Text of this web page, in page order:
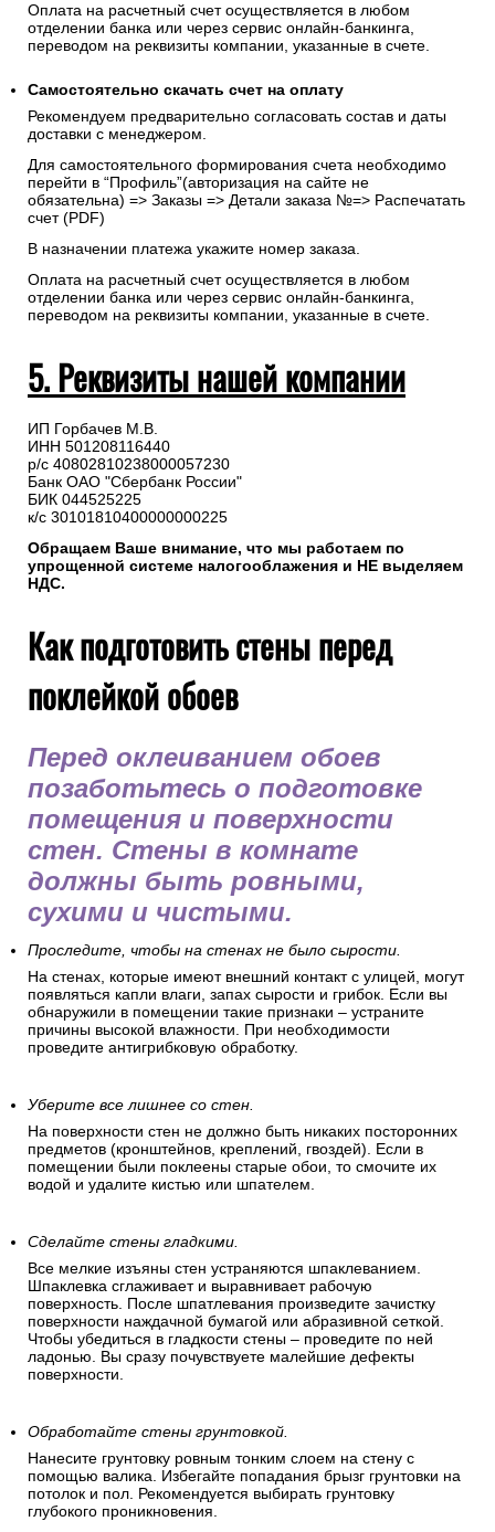
Оплата на расчетный счет осуществляется в любом
отделении банка или через сервис онлайн-банкинга,
переводом на реквизиты компании, указанные в счете.
Самостоятельно скачать счет на оплату
Рекомендуем предварительно согласовать состав и даты
доставки с менеджером.
Для самостоятельного формирования счета необходимо
перейти в “Профиль”(авторизация на сайте не
обязательна) => Заказы => Детали заказа №=> Распечатать
счет (PDF)
В назначении платежа укажите номер заказа.
Оплата на расчетный счет осуществляется в любом
отделении банка или через сервис онлайн-банкинга,
переводом на реквизиты компании, указанные в счете.
5. Реквизиты нашей компании
ИП Горбачев М.В.
ИНН 501208116440
р/с 40802810238000057230
Банк ОАО "Сбербанк России"
БИК 044525225
к/с 30101810400000000225
Обращаем Ваше внимание, что мы работаем по
упрощенной системе налогооблажения и НЕ выделяем
НДС.
Как подготовить стены перед
поклейкой обоев
Перед оклеиванием обоев
позаботьтесь о подготовке
помещения и поверхности
стен. Стены в комнате
должны быть ровными,
сухими и чистыми.
Проследите, чтобы на стенах не было сырости.
На стенах, которые имеют внешний контакт с улицей, могут
появляться капли влаги, запах сырости и грибок. Если вы
обнаружили в помещении такие признаки – устраните
причины высокой влажности. При необходимости
проведите антигрибковую обработку.
Уберите все лишнее со стен.
На поверхности стен не должно быть никаких посторонних
предметов (кронштейнов, креплений, гвоздей). Если в
помещении были поклеены старые обои, то смочите их
водой и удалите кистью или шпателем.
Сделайте стены гладкими.
Все мелкие изъяны стен устраняются шпаклеванием.
Шпаклевка сглаживает и выравнивает рабочую
поверхность. После шпатлевания произведите зачистку
поверхности наждачной бумагой или абразивной сеткой.
Чтобы убедиться в гладкости стены – проведите по ней
ладонью. Вы сразу почувствуете малейшие дефекты
поверхности.
Обработайте стены грунтовкой.
Нанесите грунтовку ровным тонким слоем на стену с
помощью валика. Избегайте попадания брызг грунтовки на
потолок и пол. Рекомендуется выбирать грунтовку
глубокого проникновения.